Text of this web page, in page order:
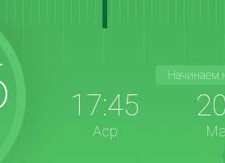
17:45
Аср
Начинаем